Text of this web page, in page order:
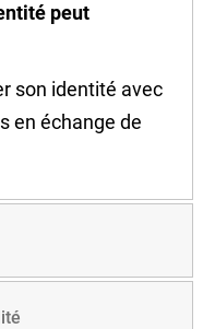
peut
son identité avec
en échange de